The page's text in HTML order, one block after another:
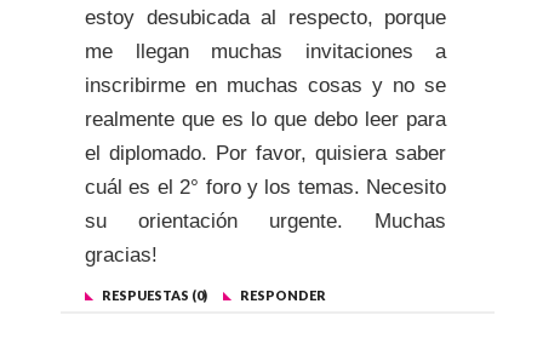
estoy desubicada al respecto, porque
me llegan muchas invitaciones a
inscribirme en muchas cosas y no se
realmente que es lo que debo leer para
el diplomado. Por favor, quisiera saber
cuál es el 2° foro y los temas. Necesito
su orientación urgente. Muchas
gracias!
RESPUESTAS (0) RESPONDER